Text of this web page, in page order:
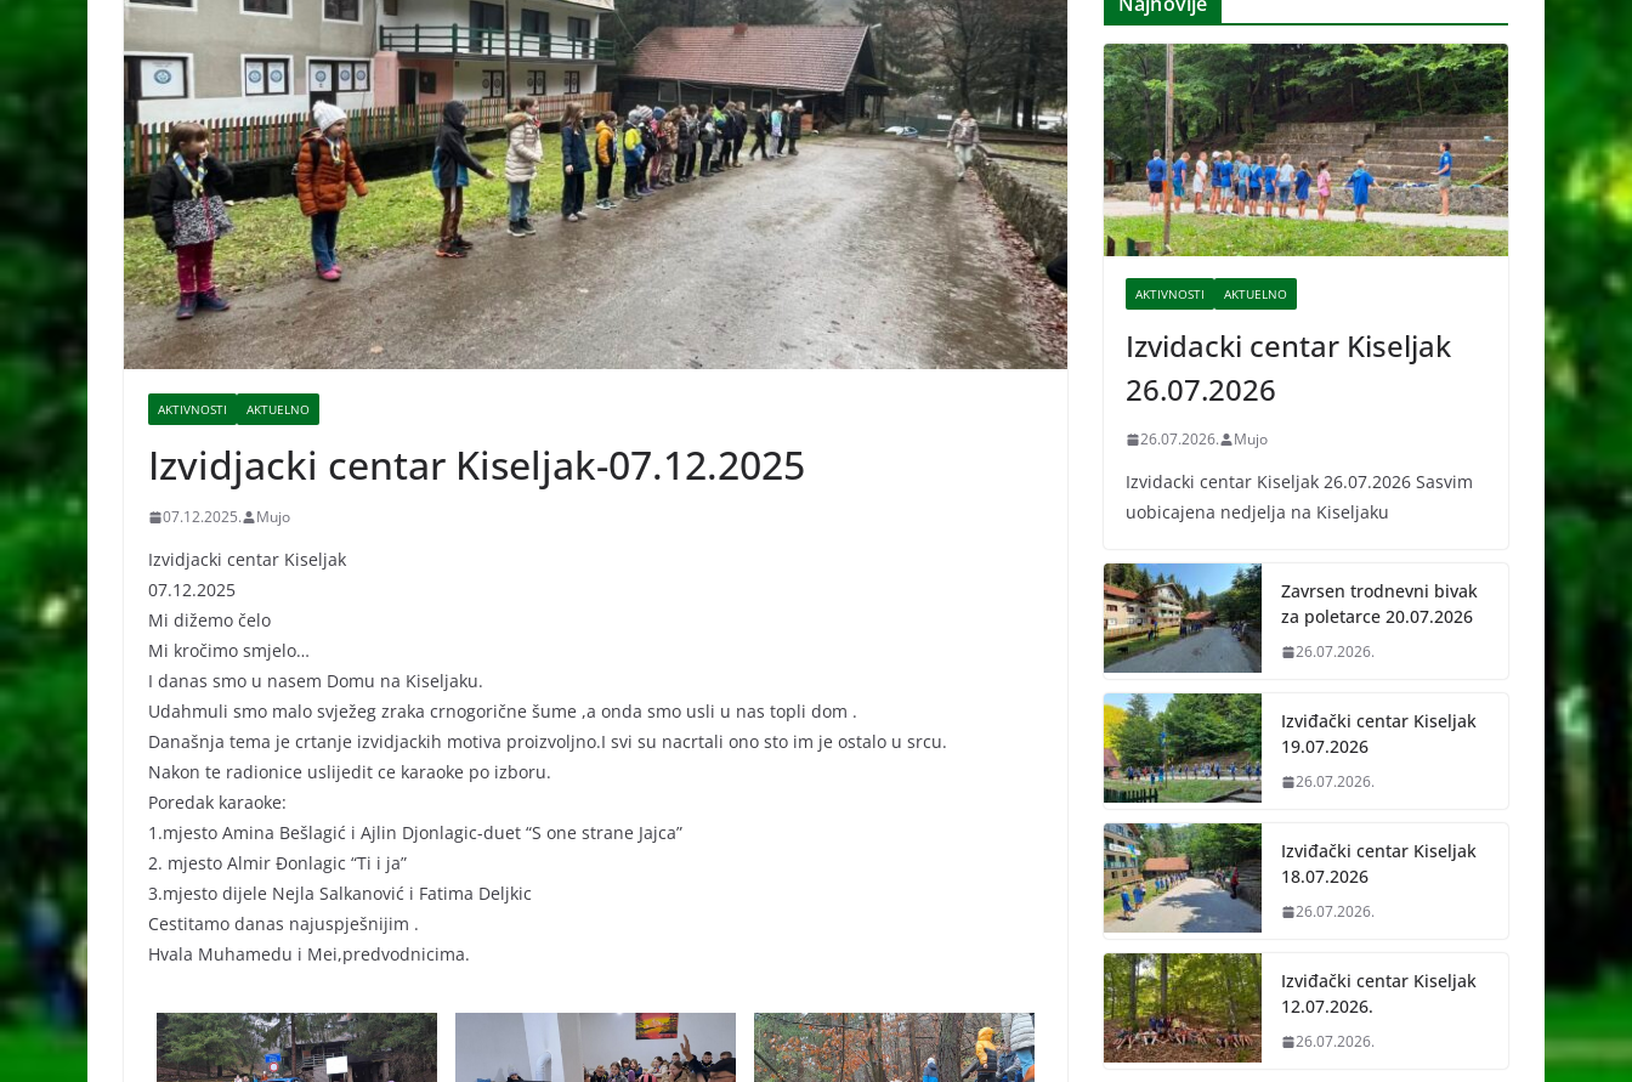
AKTIVNOSTI AKTUELNO
Izvidjacki centar Kiseljak-07.12.2025
07.12.2025. Mujo
Izvidjacki centar Kiseljak
07.12.2025
Mi dižemo čelo
Mi kročimo smjelo…
I danas smo u nasem Domu na Kiseljaku.
Udahmuli smo malo svježeg zraka crnogorične šume ,a onda smo usli u nas topli dom .
Današnja tema je crtanje izvidjackih motiva proizvoljno.I svi su nacrtali ono sto im je ostalo u srcu.
Nakon te radionice uslijedit ce karaoke po izboru.
Poredak karaoke:
1.mjesto Amina Bešlagić i Ajlin Djonlagic-duet “S one strane Jajca”
2. mjesto Almir Đonlagic “Ti i ja”
3.mjesto dijele Nejla Salkanović i Fatima Deljkic
Cestitamo danas najuspješnijim .
Hvala Muhamedu i Mei,predvodnicima.
v
e
AKTIVNOSTI AKTUELNO
Izvidacki centar Kiseljak
26.07.2026
26.07.2026. Mujo
Izvidacki centar Kiseljak 26.07.2026 Sasvim
uobicajena nedjelja na Kiseljaku
Zavrsen trodnevni bivak
za poletarce 20.07.2026
26.07.2026.
Izviđački centar Kiseljak
19.07.2026
26.07.2026.
Izviđački centar Kiseljak
18.07.2026
26.07.2026.
Izviđački centar Kiseljak
12.07.2026.
26.07.2026.